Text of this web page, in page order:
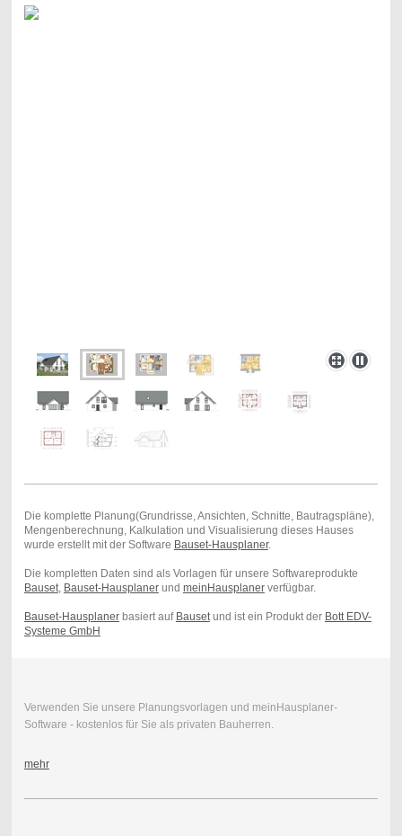
Die komplette Planung(Grundrisse, Ansichten, Schnitte, Bautragspläne),
Mengenberechnung, Kalkulation und Visualisierung dieses Hauses
wurde erstellt mit der Software Bauset-Hausplaner.
Die kompletten Daten sind als Vorlagen für unsere Softwareprodukte
Bauset, Bauset-Hausplanerund meinHausplanerverfügbar.
Bauset-Hausplanerbasiert auf Bausetund ist ein Produkt der Bott EDV-
Systeme GmbH
Verwenden Sie unsere Planungsvorlagen und meinHausplaner-
Software - kostenlos für Sie als privaten Bauherren.
mehr